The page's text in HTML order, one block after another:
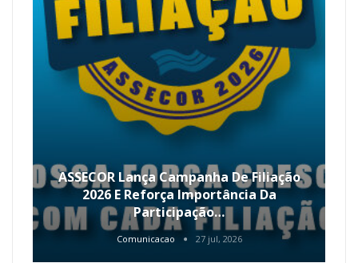
ASSECOR Lança Campanha De Filiação
2026 E Reforça Importância Da
Participação…
Comunicacao 27 jul, 2026